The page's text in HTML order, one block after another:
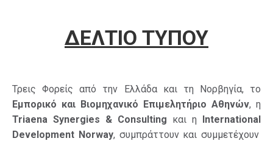
ΔΕΛΤΙΟ ΤΥΠΟΥ
Τρεις Φορείς από την Ελλάδα και τη Νορβηγία, το
Εμπορικό και Βιομηχανικό Επιμελητήριο Αθηνών, η
Triaena Synergies & Consulting και η International
Development Norway, συμπράττουν και συμμετέχουν